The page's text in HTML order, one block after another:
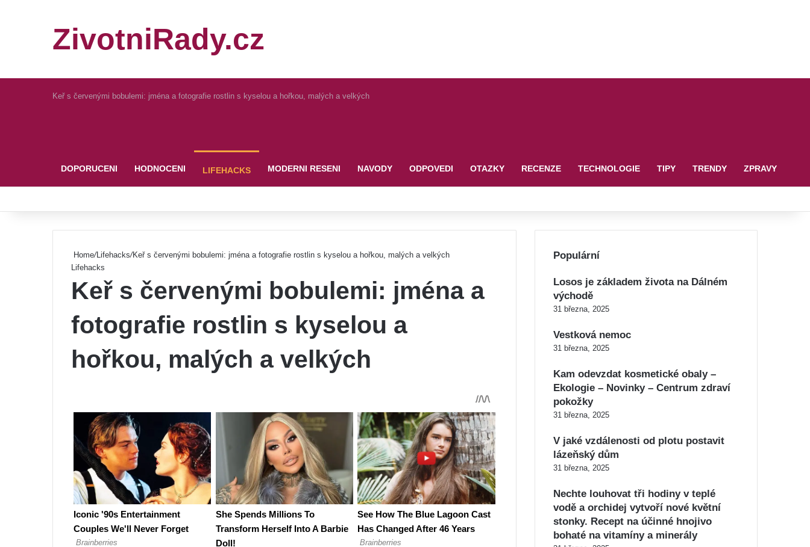
ZivotniRady.cz
Keř s červenými bobulemi: jména a fotografie rostlin s kyselou a hořkou, malých a velkých
DOPORUCENI HODNOCENI LIFEHACKS MODERNI RESENI NAVODY ODPOVEDI OTAZKY RECENZE TECHNOLOGIE TIPY TRENDY ZPRAVY
Home/Lifehacks/Keř s červenými bobulemi: jména a fotografie rostlin s kyselou a hořkou, malých a velkých
Lifehacks
Keř s červenými bobulemi: jména a
fotografie rostlin s kyselou a
hořkou, malých a velkých
Populární
Losos je základem života na Dálném
východě
31 března, 2025
Vestková nemoc
31 března, 2025
Kam odevzdat kosmetické obaly –
Ekologie – Novinky – Centrum zdraví
pokožky
31 března, 2025
V jaké vzdálenosti od plotu postavit
lázeňský dům
31 března, 2025
Nechte louhovat tři hodiny v teplé
vodě a orchidej vytvoří nové květní
stonky. Recept na účinné hnojivo
bohaté na vitamíny a minerály